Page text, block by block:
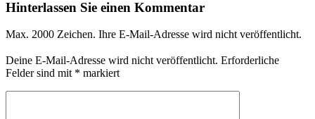
Hinterlassen Sie einen Kommentar
Max. 2000 Zeichen. Ihre E-Mail-Adresse wird nicht veröffentlicht.
Deine E-Mail-Adresse wird nicht veröffentlicht. Erforderliche
Felder sind mit * markiert